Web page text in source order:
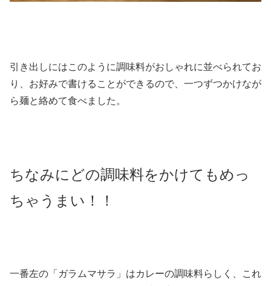
引き出しにはこのように調味料がおしゃれに並べられてお
り、お好みで書けることができるので、一つずつかけなが
ら麺と絡めて食べました。
ちなみにどの調味料をかけてもめっ
ちゃうまい！！
一番左の「ガラムマサラ」はカレーの調味料らしく、これ